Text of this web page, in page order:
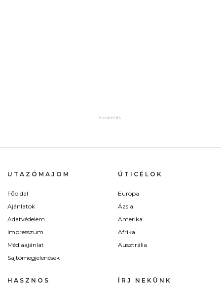
UTAZÓMAJOM
Főoldal
Ajánlatok
Adatvédelem
Impresszum
Médiaajánlat
Sajtómegjelenések
ÚTICÉLOK
Európa
Ázsia
Amerika
Afrika
Ausztrália
HASZNOS ÍRJ NEKÜNK